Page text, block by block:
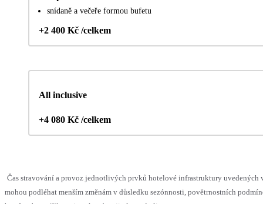
snídaně a večeře formou bufetu
+2 400 Kč /celkem
All inclusive
+4 080 Kč /celkem
Čas stravování a provoz jednotlivých prvků hotelové infrastruktury uvedených
mohou podléhat menším změnám v důsledku sezónnosti, povětrnostních